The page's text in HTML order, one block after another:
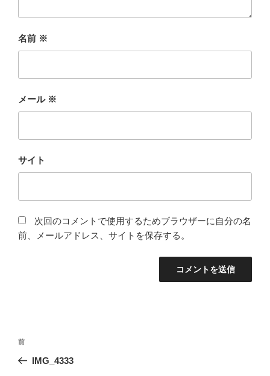
名前 ※
メール ※
サイト
次回のコメントで使用するためブラウザーに自分の名
前、メールアドレス、サイトを保存する。
投
ナ
前
の
前
IMG_4333